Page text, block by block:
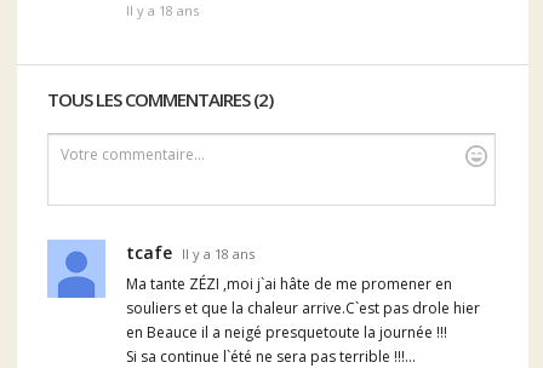
Il y a 18 ans
TOUS LES COMMENTAIRES (2)
Votre commentaire...
tcafe Il y a 18 ans
Ma tante ZÉZI ,moi j`ai hâte de me promener en
souliers et que la chaleur arrive.C`est pas drole hier
en Beauce il a neigé presquetoute la journée !!!
Si sa continue l`été ne sera pas terrible !!!...